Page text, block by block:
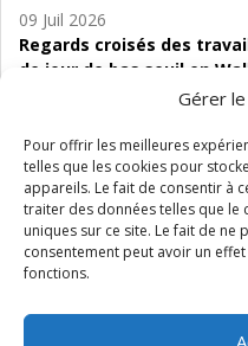
Gérer
Pour offrir les meilleures
telles que les cookies pour
appareils. Le fait de consentir à
traiter des données telles que le
uniques sur ce site. Le fait de
consentement peut avoir un
fonctions.
09 Juil 2026
Regards croisés des
de jour de bas seuil en
06 Juil 2026
Étude d’évaluabilité des
d’accompagnement à
01 Juil 2026
Pénurie du personnel
Wallonie ?